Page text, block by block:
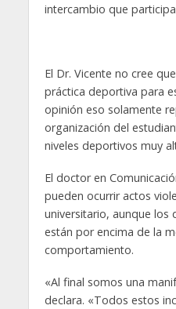
intercambio que
El Dr. Vicente no cree
práctica deportiva para
opinión eso solamente
organización del
niveles deportivos muy
El doctor en
pueden ocurrir actos
universitario, aunque los
están por encima de la
comportamiento.
«Al final somos una
declara. «Todos estos